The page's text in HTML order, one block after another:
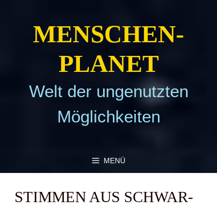
MEN­SCHEN­
PLA­NET
Welt der ungenutzten
Möglichkeiten
MENÜ
STIM­MEN AUS SCHWAR­